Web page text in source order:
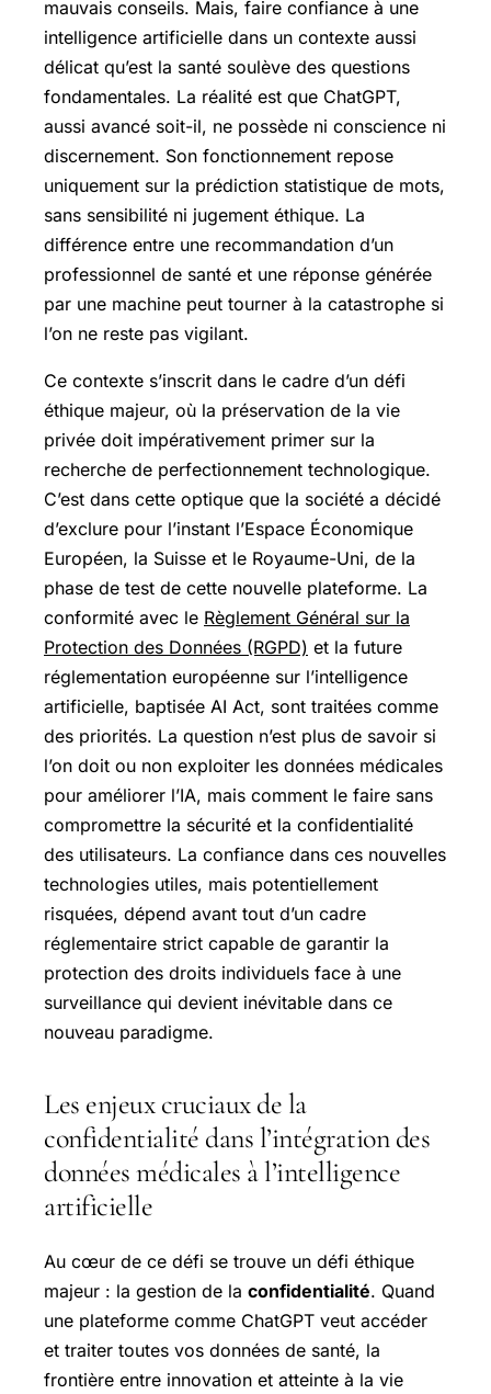
mauvais conseils. Mais, faire confiance à une
intelligence artificielle dans un contexte aussi
délicat qu’est la santé soulève des questions
fondamentales. La réalité est que ChatGPT,
aussi avancé soit-il, ne possède ni conscience ni
discernement. Son fonctionnement repose
uniquement sur la prédiction statistique de mots,
sans sensibilité ni jugement éthique. La
différence entre une recommandation d’un
professionnel de santé et une réponse générée
par une machine peut tourner à la catastrophe si
l’on ne reste pas vigilant.
Ce contexte s’inscrit dans le cadre d’un défi
éthique majeur, où la préservation de la vie
privée doit impérativement primer sur la
recherche de perfectionnement technologique.
C’est dans cette optique que la société a décidé
d’exclure pour l’instant l’Espace Économique
Européen, la Suisse et le Royaume-Uni, de la
phase de test de cette nouvelle plateforme. La
conformité avec le Règlement Général sur la
Protection des Données (RGPD) et la future
réglementation européenne sur l’intelligence
artificielle, baptisée AI Act, sont traitées comme
des priorités. La question n’est plus de savoir si
l’on doit ou non exploiter les données médicales
pour améliorer l’IA, mais comment le faire sans
compromettre la sécurité et la confidentialité
des utilisateurs. La confiance dans ces nouvelles
technologies utiles, mais potentiellement
risquées, dépend avant tout d’un cadre
réglementaire strict capable de garantir la
protection des droits individuels face à une
surveillance qui devient inévitable dans ce
nouveau paradigme.
Les enjeux cruciaux de la
confidentialité dans l’intégration des
données médicales à l’intelligence
artificielle
Au cœur de ce défi se trouve un défi éthique
majeur : la gestion de la confidentialité. Quand
une plateforme comme ChatGPT veut accéder
et traiter toutes vos données de santé, la
frontière entre innovation et atteinte à la vie